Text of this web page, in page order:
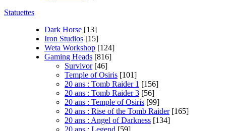
Statuettes
Dark Horse [13]
Iron Studios [15]
Weta Workshop [124]
Gaming Heads [816]
Survivor [46]
Temple of Osiris [101]
20 ans : Tomb Raider 1 [156]
20 ans : Tomb Raider 3 [56]
20 ans : Temple of Osiris [99]
20 ans : Rise of the Tomb Raider [165]
20 ans : Angel of Darkness [134]
20 ans : Legend [59]